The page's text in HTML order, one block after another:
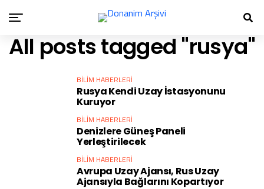
All posts tagged "rusya"
BILIM HABERLERI
Rusya Kendi Uzay İstasyonunu
Kuruyor
BILIM HABERLERI
Denizlere Güneş Paneli
Yerleştirilecek
BILIM HABERLERI
Avrupa Uzay Ajansı, Rus Uzay
Ajansıyla Bağlarını Kopartıyor